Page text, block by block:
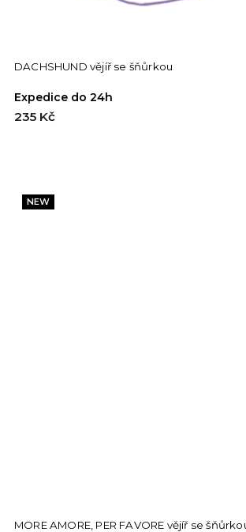
DACHSHUND vějíř se šňůrkou
Expedice do 24h
235 Kč
NEW
MORE AMORE, PER FAVORE vějíř se